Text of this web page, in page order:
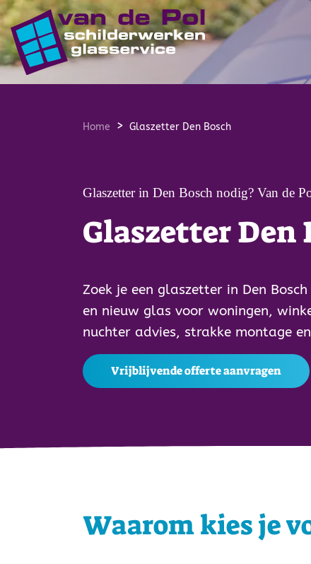
overslaan
Home Glaszetter Den Bosch
Glaszetter in Den Bosch nodig? Van de
Glaszetter Den
Zoek je een glaszetter in Den
en nieuw glas voor woningen,
nuchter advies, strakke montage
Vrijblijvende offerte aanvragen
Waarom kies je